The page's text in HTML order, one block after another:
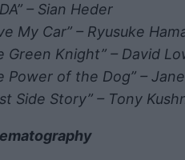
– Sian Heder
My Car” – Ryusuke
Green Knight” – David
Power of the Dog” –
Side Story” – Tony